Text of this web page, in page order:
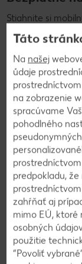
Stiahnite si
Často kladené
Máte
bloku?
Máte nejaké
vás zostavili
odpoveďami.
Táto
Na našej
údaje
na zobrazenie
spracúvame
pohodlného
predpokladu,
zahŕňať aj
mimo EÚ, ktoré
osobných
použitie
“Povoliť